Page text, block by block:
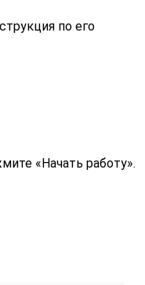
по его
«Начать работу».